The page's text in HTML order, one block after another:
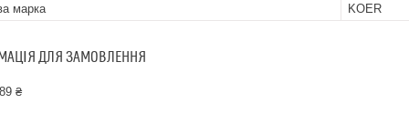
марка
KOER
ДЛЯ ЗАМОВЛЕННЯ
₴